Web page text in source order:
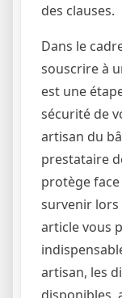
des clauses.
Dans le
souscrire à
est une
sécurité de
artisan du
prestataire
protège
survenir lors
article vous
artisan, les
disponibles,